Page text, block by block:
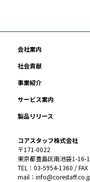
会社案内
社会貢献
事業紹介
サービス案内
製品リリース
コアスタッフ株式会社
〒171-0022
東京都豊島区南池袋1-16-
TEL：03-5954-1360 /
mail：